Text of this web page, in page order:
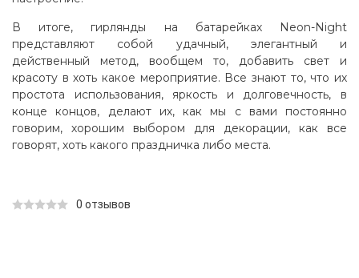
В итоге, гирлянды на батарейках Neon-Night
представляют собой удачный, элегантный и
действенный метод, вообщем то, добавить свет и
красоту в хоть какое мероприятие. Все знают то, что их
простота использования, яркость и долговечность, в
конце концов, делают их, как мы с вами постоянно
говорим, хорошим выбором для декорации, как все
говорят, хоть какого праздничка либо места.
0 отзывов